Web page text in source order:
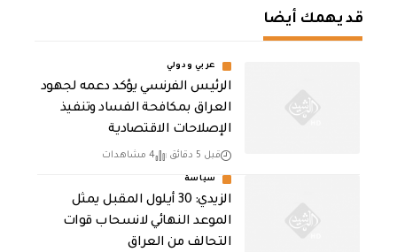
قد يهمك أيضا
عربي ودولي
الرئيس الفرنسي يؤكد دعمه لجهود
العراق بمكافحة الفساد وتنفيذ
الإصلاحات الاقتصادية
قبل 5 دقائق 4 مشاهدات
سياسة
الزيدي: 30 أيلول المقبل يمثل
الموعد النهائي لانسحاب قوات
التحالف من العراق